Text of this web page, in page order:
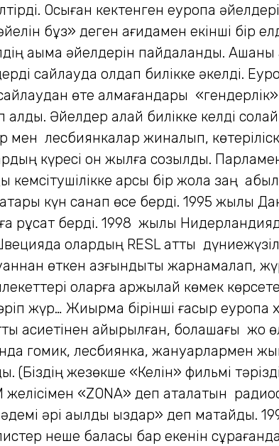
Осыған кектенген еуропа
бұз» деген қағидамен екінші бір
ақымақ әйелдерін пайдаланды.
сайлауда қолдап билікке әкелді.
өте алмағандары
Әйелдер қалай билікке келді
лесбиянкалар жиналып,
күресі он жылға созылды.
қарсы бір жола заң
күн санап өсе берді. 1995 жылы
рұқсат берді. 1998 жылы
олардың RESL атты
өткен азғындықты жарнамалап,
оларға қаржылай көмек
жүр… Жиырма бірінші ғасыр еуропа
қасиетінен айырылған, болашағы жоқ
гомик, лесбиянка, жануарлармен
жезөкше «Келін» фильмі
«ZONA» деп аталатын
әрі ақылды қыздар» деп мақтайды.
неше баласы бар екенін